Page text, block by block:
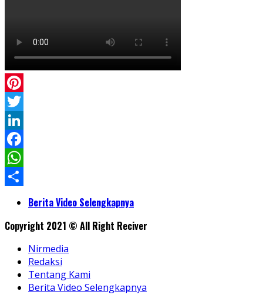
Pinterest
Twitter
LinkedIn
Facebook
WhatsApp
ShareBerita Video Selengkapnya
Copyright 2021 © All Right Reciver
Nirmedia
Redaksi
Tentang Kami
Berita Video Selengkapnya